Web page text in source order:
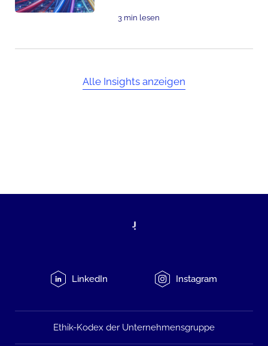
3 min lesen
Alle Insights anzeigen
LinkedIn Instagram
Ethik-Kodex der Unternehmensgruppe